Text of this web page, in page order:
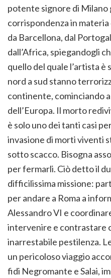
potente signore di Milano
corrispondenza in
da Barcellona, dal
dall’Africa, spiegandogli
quello del quale l’artista
nord a sud stanno
continente, cominciando
dell’Europa. Il morto
è solo uno dei tanti casi
invasione di morti viventi
sotto scacco. Bisogna
per fermarli. Ciò detto il
difficilissima missione:
per andare a Roma a
Alessandro VI e
intervenire e contrastare
inarrestabile pestilenza.
un pericoloso viaggio
fidi Negromante e Salai,